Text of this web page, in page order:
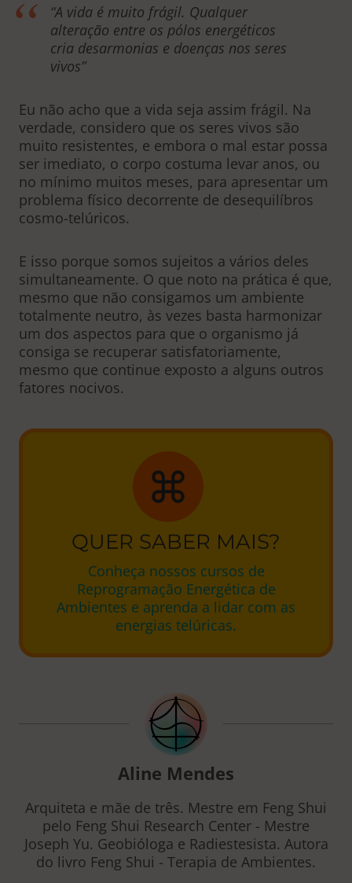
“A vida é muito frágil. Qualquer
alteração entre os pólos energéticos
cria desarmonias e doenças nos seres
vivos”
Eu não acho que a vida seja assim frágil. Na
verdade, considero que os seres vivos são
muito resistentes, e embora o mal estar possa
ser imediato, o corpo costuma levar anos, ou
no mínimo muitos meses, para apresentar um
problema físico decorrente de desequilíbros
cosmo-telúricos.
E isso porque somos sujeitos a vários deles
simultaneamente. O que noto na prática é que,
mesmo que não consigamos um ambiente
totalmente neutro, às vezes basta harmonizar
um dos aspectos para que o organismo já
consiga se recuperar satisfatoriamente,
mesmo que continue exposto a alguns outros
fatores nocivos.
QUER SABER MAIS?
Conheça nossos cursos de
Reprogramação Energética de
Ambientes e aprenda a lidar com as
energias telúricas.
Aline Mendes
Arquiteta e mãe de três. Mestre em Feng Shui
pelo Feng Shui Research Center - Mestre
Joseph Yu. Geobióloga e Radiestesista. Autora
do livro Feng Shui - Terapia de Ambientes.